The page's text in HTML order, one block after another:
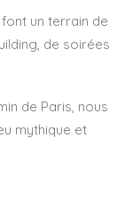
un terrain de
de soirées
de Paris, nous
mythique et